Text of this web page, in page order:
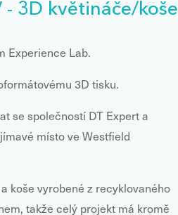
3D květináče/koše
Experience Lab.
3D tisku.
se společností DT Expert a
místo ve Westfield
koše vyrobené z recyklovaného
takže celý projekt má kromě